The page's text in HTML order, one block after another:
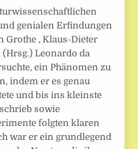
genialen Erfindungen
Grothe , Klaus-Dieter
(Hrsg.) Leonardo da
ein Phänomen zu
indem er es genau
und bis ins kleinste
sowie
folgten klaren
war er ein grundlegend